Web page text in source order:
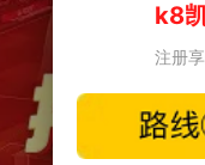
k8
注册